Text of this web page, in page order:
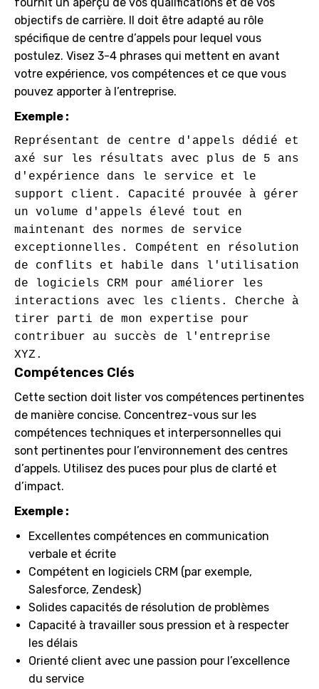
objectifs de carrière. Il doit être adapté au rôle
spécifique de centre d’appels pour lequel vous
postulez. Visez 3-4 phrases qui mettent en avant
votre expérience, vos compétences et ce que vous
pouvez apporter à l’entreprise.
Exemple :
Représentant de centre d'appels dédié et
axé sur les résultats avec plus de 5 ans
d'expérience dans le service et le
support client. Capacité prouvée à gérer
un volume d'appels élevé tout en
maintenant des normes de service
exceptionnelles. Compétent en résolution
de conflits et habile dans l'utilisation
de logiciels CRM pour améliorer les
interactions avec les clients. Cherche à
tirer parti de mon expertise pour
contribuer au succès de l'entreprise
Compétences Clés
Cette section doit lister vos compétences pertinentes
de manière concise. Concentrez-vous sur les
compétences techniques et interpersonnelles qui
sont pertinentes pour l’environnement des centres
d’appels. Utilisez des puces pour plus de clarté et
d’impact.
Exemple :
Excellentes compétences en communication
verbale et écrite
Compétent en logiciels CRM (par exemple,
Salesforce, Zendesk)
Solides capacités de résolution de problèmes
Capacité à travailler sous pression et à respecter
les délais
Orienté client avec une passion pour l’excellence
du service